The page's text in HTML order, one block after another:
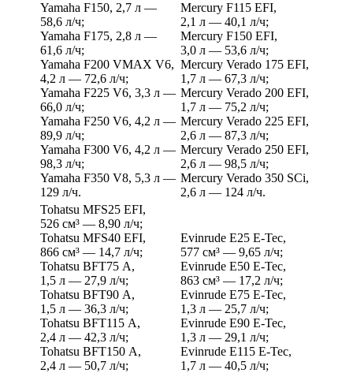
Yamaha F150, 2,7 л —
58,6 л/ч;
Yamaha F175, 2,8 л —
61,6 л/ч;
Yamaha F200 VMAX V6,
4,2 л — 72,6 л/ч;
Yamaha F225 V6, 3,3 л —
66,0 л/ч;
Yamaha F250 V6, 4,2 л —
89,9 л/ч;
Yamaha F300 V6, 4,2 л —
98,3 л/ч;
Yamaha F350 V8, 5,3 л —
129 л/ч.
Mercury F115 EFI,
2,1 л — 40,1 л/ч;
Mercury F150 EFI,
3,0 л — 53,6 л/ч;
Mercury Verado 175 EFI,
1,7 л — 67,3 л/ч;
Mercury Verado 200 EFI,
1,7 л — 75,2 л/ч;
Mercury Verado 225 EFI,
2,6 л — 87,3 л/ч;
Mercury Verado 250 EFI,
2,6 л — 98,5 л/ч;
Mercury Verado 350 SCi,
2,6 л — 124 л/ч.
Tohatsu MFS25 EFI,
526 см³ — 8,90 л/ч;
Tohatsu MFS40 EFI,
866 см³ — 14,7 л/ч;
Tohatsu BFT75 A,
1,5 л — 27,9 л/ч;
Tohatsu BFT90 A,
1,5 л — 36,3 л/ч;
Tohatsu BFT115 A,
2,4 л — 42,3 л/ч;
Tohatsu BFT150 A,
2,4 л — 50,7 л/ч;
Evinrude E25 E-Tec,
577 см³ — 9,65 л/ч;
Evinrude E50 E-Tec,
863 см³ — 17,2 л/ч;
Evinrude E75 E-Tec,
1,3 л — 25,7 л/ч;
Evinrude E90 E-Tec,
1,3 л — 29,1 л/ч;
Evinrude E115 E-Tec,
1,7 л — 40,5 л/ч;